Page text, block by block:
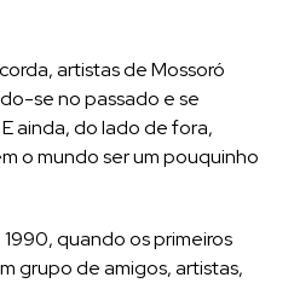
artistas de Mossoró
se no passado e se
ainda, do lado de fora,
o mundo ser um pouquinho
quando os primeiros
grupo de amigos, artistas,